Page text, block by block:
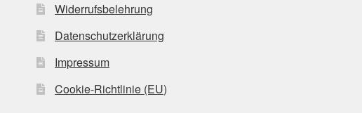
Widerrufsbelehrung
Datenschutzerklärung
Impressum
Cookie-Richtlinie (EU)